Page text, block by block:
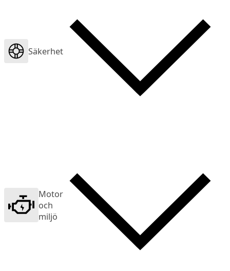
Säkerhet
Motor
och
miljö